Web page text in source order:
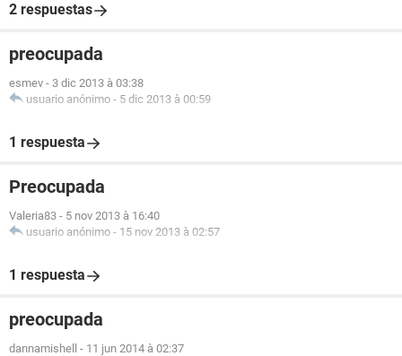
2 respuestas
preocupada
esmev - 3 dic 2013 à 03:38
usuario anónimo - 5 dic 2013 à 00:59
1 respuesta
Preocupada
Valeria83 - 5 nov 2013 à 16:40
usuario anónimo - 15 nov 2013 à 02:57
1 respuesta
preocupada
dannamishell - 11 jun 2014 à 02:37